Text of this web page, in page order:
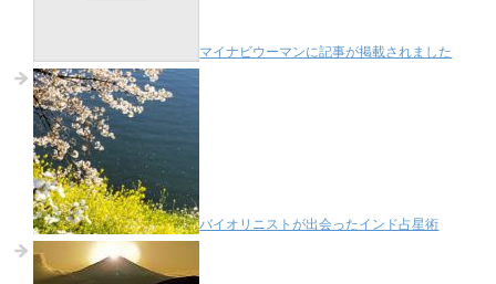
マイナビウーマンに記事が掲載されました
バイオリニストが出会ったインド占星術